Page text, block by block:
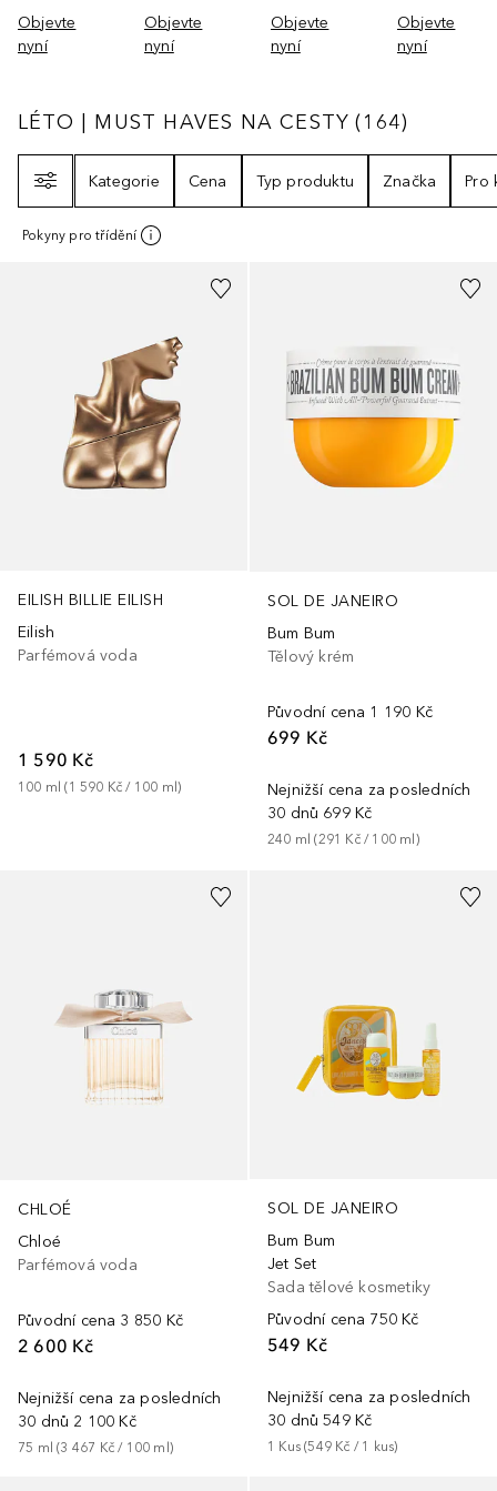
Objevte
nyní
Objevte
nyní
Objevte
nyní
Objevte
nyní
LÉTO | MUST HAVES NA CESTY 164
LÉTO | MUST HAVES NA CESTY (164)
Kategorie
Cena Typ produktu Značka Pro
Pokyny pro třídění
EILISH BILLIE EILISH
Eilish
Parfémová voda
1 590 Kč
100 ml (1 590 Kč / 100 ml)
SOL DE JANEIRO
Bum Bum
Tělový krém
Původní cena 1 190 Kč
699 Kč
Nejnižší cena za posledních
30 dnů 699 Kč
240 ml (291 Kč / 100 ml )
CHLOÉ
Chloé
Parfémová voda
Původní cena 3 850 Kč
2 600 Kč
Nejnižší cena za posledních
30 dnů 2 100 Kč
75 ml (3 467 Kč / 100 ml )
SOL DE JANEIRO
Bum Bum
Jet Set
Sada tělové kosmetiky
Původní cena 750 Kč
549 Kč
Nejnižší cena za posledních
30 dnů 549 Kč
1 Kus (549 Kč / 1 kus)